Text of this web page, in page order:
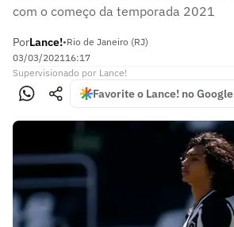
com o começo da temporada 2021
PorLance!•Rio de Janeiro (RJ)
03/03/202116:17
Supervisionado por Lance!
Favorite o Lance! no Google